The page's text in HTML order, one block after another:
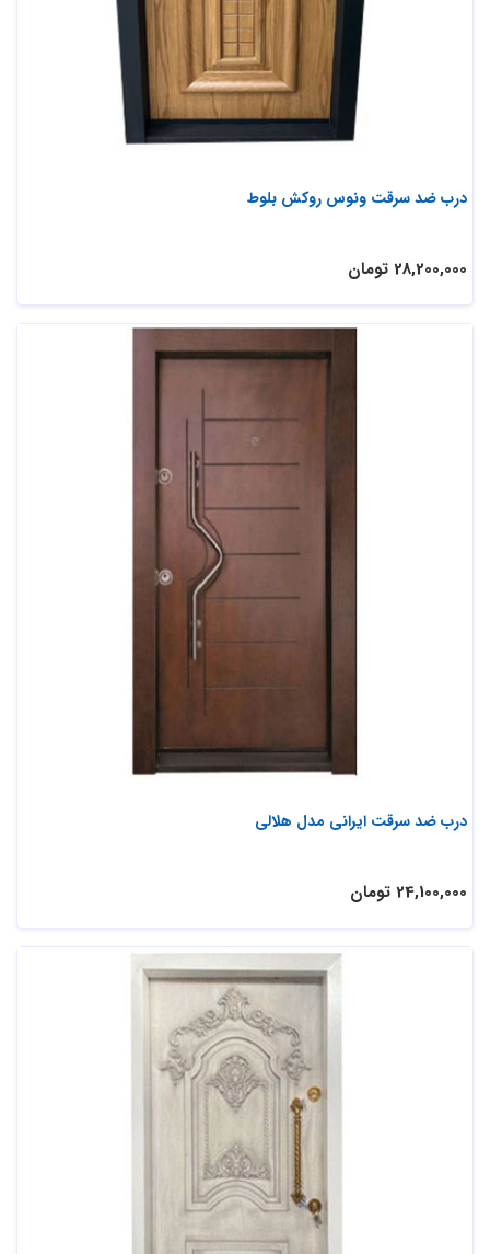
درب ضد سرقت ونوس روکش بلوط
28,200,000 تومان
درب ضد سرقت ایرانی مدل هلالی
24,100,000 تومان